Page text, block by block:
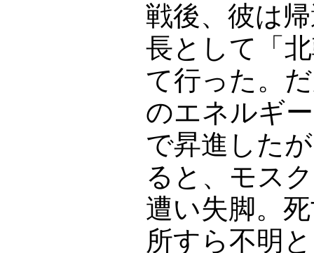
戦後、彼は
長として「
て行った。
のエネルギ
で昇進した
ると、モス
遭い失脚。
所すら不明